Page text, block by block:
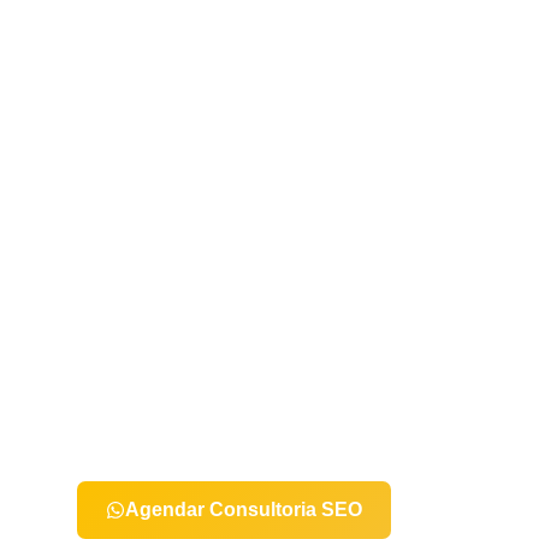
Agendar Consultoria SEO